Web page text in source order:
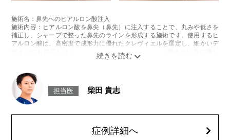
部位を強くこする・圧迫するなどのマッサージや刺激は避けてください。
費用：131,800円(税込)
オプション：表面麻酔 3,300円(税込) 笑気麻酔 3,300円(税込)
施術内容：鼻のヒアルロン酸注射と鼻中隔下制筋のボトックス注射を組み
[鼻のヒアルロン酸注射]
ヒアルロン酸を鼻に注入することで、鼻の形を整える施術です。
[鼻中隔下制筋のボトックス注射]
ボツリヌス菌から抽出されるタンパク質を注入し鼻先を下に引っ張る鼻中
リスク、副作用：腫れ、赤み、内出血、痛み、突っ張り感などが生じるこ
とがございます。また、稀にアレルギー、細菌感染症、血管閉塞、頭痛な
施術名：鼻先へのヒアルロン酸注入
施術内容：ヒアルロン酸を鼻尖（鼻先）に注入することで、丸みや低さを
補正し、シャープで整った鼻先のラインを形成する施術です。使用するヒ
アルロン酸は、高密度で成形力に優れたクレヴィエルを選定し、細かいデ
ザインにも対応します。切開を伴わずに鼻先の印象を整えたい方に適し
た、ダウンタイムの少ない施術です。
リスク、副作用：施術後に、注入部位の腫れ、赤み、内出血、圧痛、突っ
張るような感覚が一時的に生じることがあります。また、稀にアレルギー
反応や細菌感染、さらに血管内への誤注入による血管閉塞や皮膚壊死な
ど、重篤な副作用が報告されています。
術後1〜2週間は、注入部位を強く押す・こするなどの刺激は避けてくださ
費用：クレヴィエルコントア 131,800円(税込)
担当医 柴田 貴志
症例詳細へ